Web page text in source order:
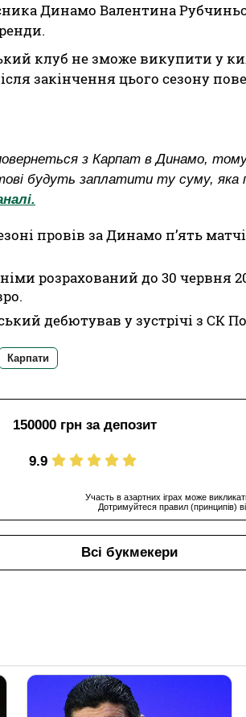
Динамо Валентина
клуб не зможе викупити у
закінчення цього сезону
з Карпат в Динамо,
будуть заплатити ту суму, яка
провів за Динамо п’ять
розрахований до 30 червня
дебютував у зустрічі з СК
Карпати
150000 грн за депозит
9.9
Участь в азартних іграх може
Дотримуйтеся правил (принципів)
Всі букмекери